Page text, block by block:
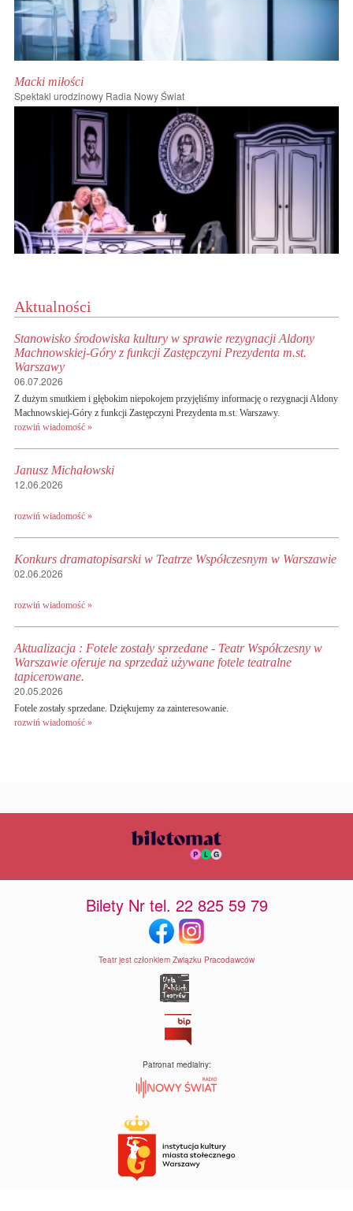
Macki miłości
Spektakl urodzinowy Radia Nowy Świat
Aktualności
Stanowisko środowiska kultury w sprawie rezygnacji Aldony
Machnowskiej-Góry z funkcji Zastępczyni Prezydenta m.st.
Warszawy
06.07.2026
Z dużym smutkiem i głębokim niepokojem przyjęliśmy informację o rezygnacji Aldony
Machnowskiej-Góry z funkcji Zastępczyni Prezydenta m.st. Warszawy.
rozwiń wiadomość »
Janusz Michałowski
12.06.2026
rozwiń wiadomość »
Konkurs dramatopisarski w Teatrze Współczesnym w Warszawie
02.06.2026
rozwiń wiadomość »
Aktualizacja : Fotele zostały sprzedane - Teatr Współczesny w
Warszawie oferuje na sprzedaż używane fotele teatralne
tapicerowane.
20.05.2026
Fotele zostały sprzedane. Dziękujemy za zainteresowanie.
rozwiń wiadomość »
Bilety Nr tel. 22 825 59 79
Teatr jest członkiem Związku Pracodawców
Patronat medialny: